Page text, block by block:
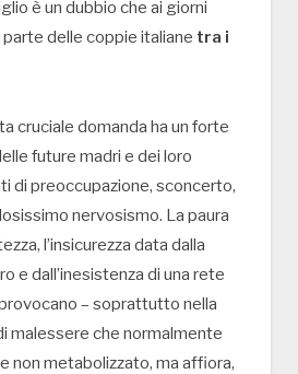
è un dubbio che ai giorni
delle coppie italiane tra i
cruciale domanda ha un forte
future madri e dei loro
di preoccupazione, sconcerto,
nervosismo. La paura
l’insicurezza data dalla
e dall’inesistenza di una rete
– soprattutto nella
malessere che normalmente
non metabolizzato, ma affiora,